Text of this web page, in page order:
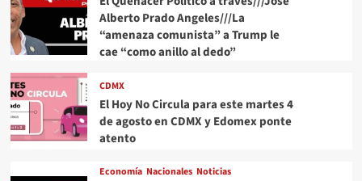
Alberto Prado Angeles///La
“amenaza comunista” a Trump le
cae “como anillo al dedo”
CDMX
El Hoy No Circula para este martes 4
de agosto en CDMX y Edomex ponte
atento
Economía Nacionales Noticias